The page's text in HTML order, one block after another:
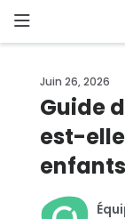
to
content
d’accueil
Pourquoi
Qustodio
Juin 26, 2026
Guide
est-